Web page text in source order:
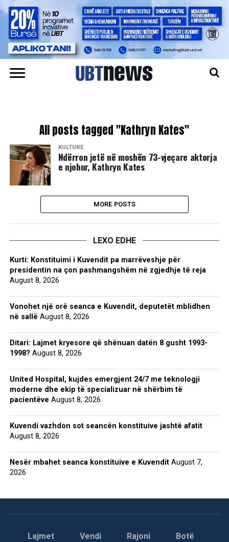
All posts tagged "Kathryn Kates"
KULTURË
Ndërron jetë në moshën 73-vjeçare aktorja
e njohur, Kathryn Kates
MORE POSTS
LEXO EDHE
Kurti: Konstituimi i Kuvendit pa marrëveshje për
presidentin na çon pashmangshëm në zgjedhje të reja
August 8, 2026
Vonohet një orë seanca e Kuvendit, deputetët mblidhen
në sallë August 8, 2026
Ditari: Lajmet kryesore që shënuan datën 8 gusht 1993-
1998? August 8, 2026
United Hospital, kujdes emergjent 24/7 me teknologji
moderne dhe ekip të specializuar në shërbim të
pacientëve August 8, 2026
Kuvendi vazhdon sot seancën konstituive jashtë afatit
August 8, 2026
Nesër mbahet seanca konstituive e Kuvendit August 7,
2026
Lajmet Vendi Rajoni Botë